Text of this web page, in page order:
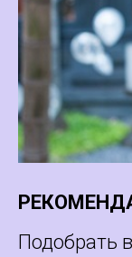
Подобрать